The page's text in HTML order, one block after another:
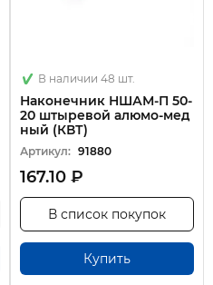
В наличии 48 шт.
Наконечник НШАМ-П 50-
20 штыревой алюмо-мед
ный (КВТ)
Артикул: 91880
167.10 ₽
Купить
В список покупок